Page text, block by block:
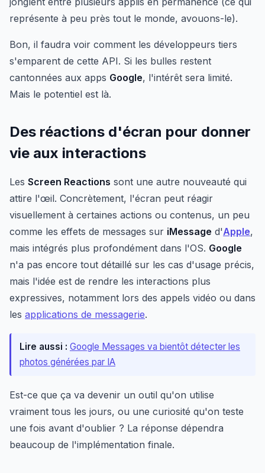
représente à peu près tout le monde, avouons-le).
Bon, il faudra voir comment les développeurs tiers
s'emparent de cette API. Si les bulles restent
cantonnées aux apps Google, l'intérêt sera limité.
Mais le potentiel est là.
Des réactions d'écran pour donner
vie aux interactions
Les Screen Reactions sont une autre nouveauté qui
attire l'œil. Concrètement, l'écran peut réagir
visuellement à certaines actions ou contenus, un peu
comme les effets de messages sur iMessage d'Apple,
mais intégrés plus profondément dans l'OS. Google
n'a pas encore tout détaillé sur les cas d'usage précis,
mais l'idée est de rendre les interactions plus
expressives, notamment lors des appels vidéo ou dans
les applications de messagerie.
Lire aussi : Google Messages va bientôt détecter les
photos générées par IA
Est-ce que ça va devenir un outil qu'on utilise
vraiment tous les jours, ou une curiosité qu'on teste
une fois avant d'oublier ? La réponse dépendra
beaucoup de l'implémentation finale.